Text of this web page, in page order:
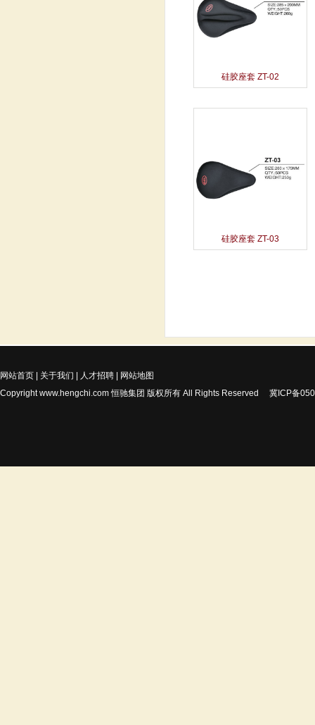
硅胶座套 ZT-02
硅胶座套 ZT-03
网站首页 关于我们 人才招聘
网站地图
Copyrightwww.hengchi.com恒驰集团 版权所有 All Rights Reserved 冀ICP备